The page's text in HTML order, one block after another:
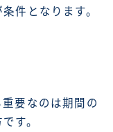
件となります。
要なのは期間の
す。